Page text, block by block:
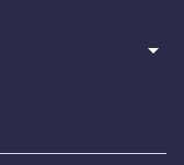
arrow_drop_down